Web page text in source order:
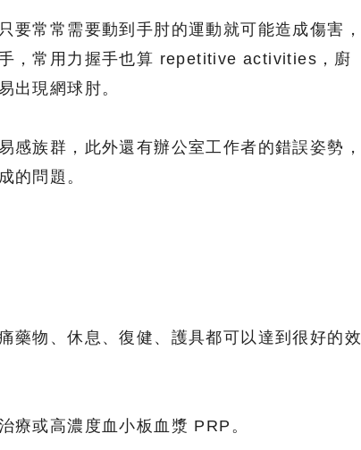
要常常需要動到手肘的運動就可能造成傷害，
，常用力握手也算 repetitive activities，廚
出現網球肘。
感族群，此外還有辦公室工作者的錯誤姿勢，
的問題。
藥物、休息、復健、護具都可以達到很好的效
療或高濃度血小板血漿 PRP。